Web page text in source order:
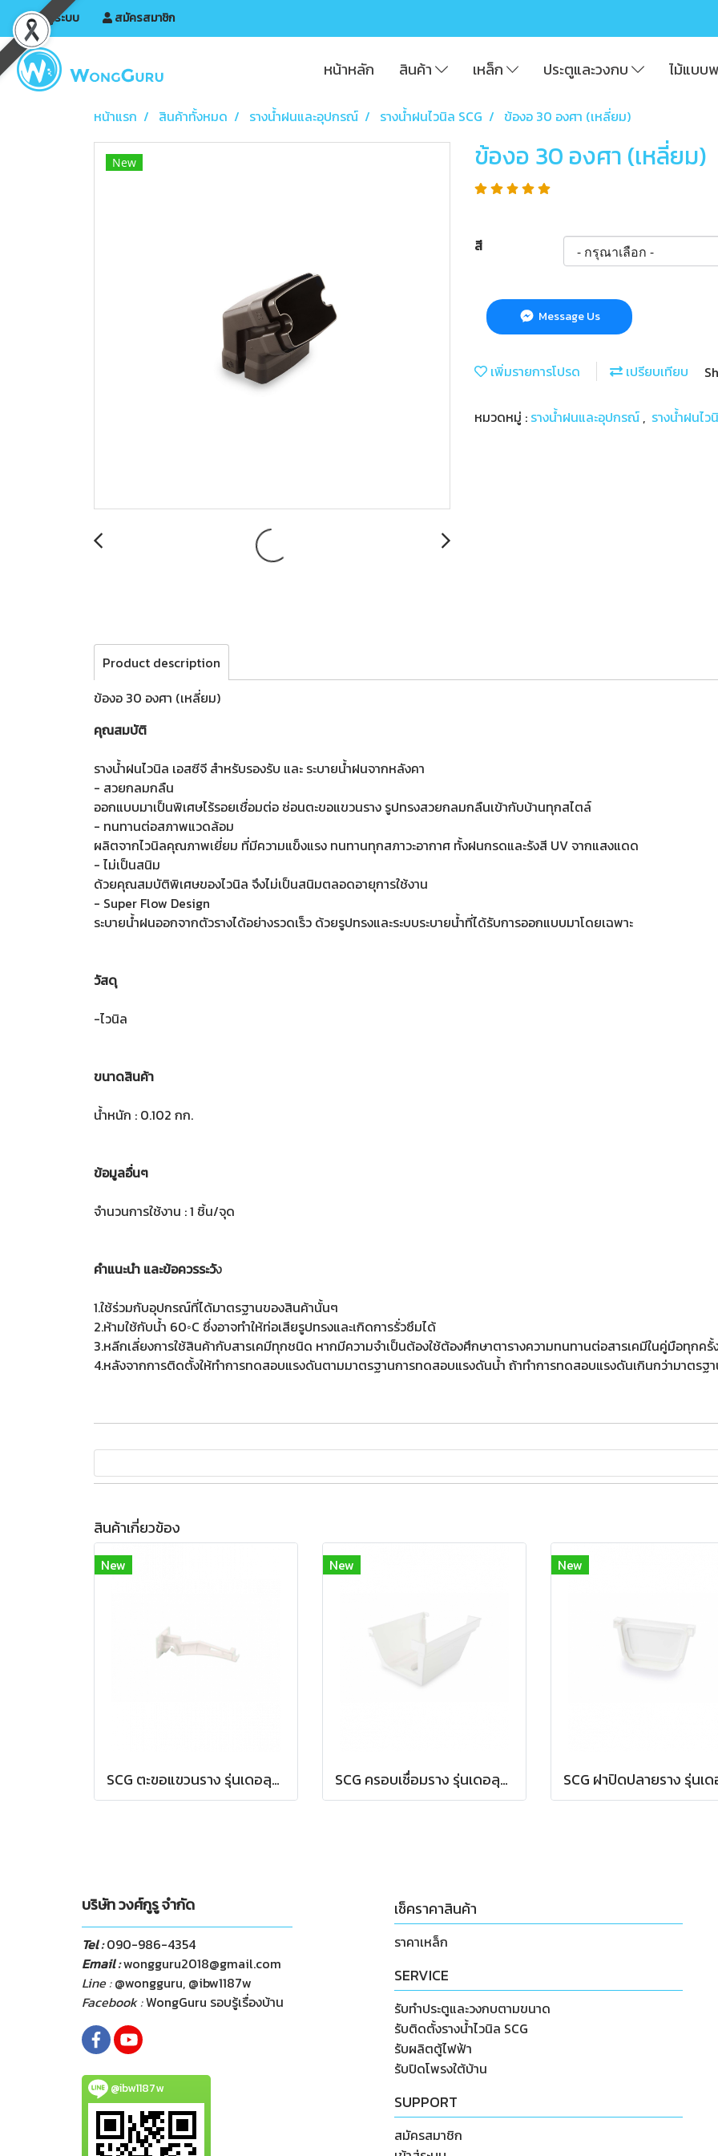
เข้าสู่ระบบ สมัครสมาชิก
หน้าหลัก สินค้า เหล็ก ประตูและวงกบ ไม้แบบ
หน้าแรก สินค้าทั้งหมด รางน้ำฝนและอุปกรณ์ รางน้ำฝนไวนิล SCG ข้องอ 30 องศา (เหลี่ยม)
New ข้องอ 30 องศา (เหลี่ยม)
สี
Message Us
เพิ่มรายการโปรด เปรียบเทียบ
หมวดหมู่ : รางน้ำฝนและอุปกรณ์ , รางน้ำฝนไว
Product description
ข้องอ 30 องศา (เหลี่ยม)
คุณสมบัติ
รางน้ำฝนไวนิล เอสซีจี สำหรับรองรับ และ ระบายน้ำฝนจากหลังคา
- สวยกลมกลืน
ออกแบบมาเป็นพิเศษไร้รอยเชื่อมต่อ ซ่อนตะขอแขวนราง รูปทรงสวยกลมกลืนเข้ากับบ้านทุกสไตล์
- ทนทานต่อสภาพแวดล้อม
ผลิตจากไวนิลคุณภาพเยี่ยม ที่มีความแข็งแรง ทนทานทุกสภาวะอากาศ ทั้งฝนกรดและรังสี UV จากแสงแดด
- ไม่เป็นสนิม
ด้วยคุณสมบัติพิเศษของไวนิล จึงไม่เป็นสนิมตลอดอายุการใช้งาน
- Super Flow Design
ระบายน้ำฝนออกจากตัวรางได้อย่างรวดเร็ว ด้วยรูปทรงและระบบระบายน้ำที่ได้รับการออกแบบมาโดยเฉพาะ
วัสดุ
-ไวนิล
ขนาดสินค้า
น้ำหนัก : 0.102 กก.
ข้อมูลอื่นๆ
จำนวนการใช้งาน : 1 ชิ้น/จุด
คำแนะนำ และข้อควรระวัง
1.ใช้ร่วมกับอุปกรณ์ที่ได้มาตรฐานของสินค้านั้นๆ
2.ห้ามใช้กับน้ำ 60◦C ซึ่งอาจทำให้ท่อเสียรูปทรงและเกิดการรั่วซึมได้
3.หลีกเลี่ยงการใช้สินค้ากับสารเคมีทุกชนิด หากมีความจำเป็นต้องใช้ต้องศึกษาตารางความทนทานต่อสารเคมีในคู่มือทุกครั้
4.หลังจากการติดตั้งให้ทำการทดสอบแรงดันตามมาตรฐานการทดสอบแรงดันน้ำ ถ้าทำการทดสอบแรงดันเกินกว่ามาตรฐ
สินค้าเกี่ยวข้อง
New
SCG ตะขอแขวนราง รุ่นเดอลุกซ์ สีขาว
New
SCG ครอบเชื่อมราง รุ่นเดอลุกซ์ สีขาว
New
บริษัท วงศ์กูรู จำกัด
Tel :090-986-4354
Email :wongguru2018@gmail.com
Line :@wongguru, @ibw1187w
Facebook :WongGuru รอบรู้เรื่องบ้าน
@ibw1187w
เช็คราคาสินค้า
ราคาเหล็ก
SERVICE
รับทำประตูและวงกบตามขนาด
รับติดตั้งรางน้ำไวนิล SCG
รับผลิตตู้ไฟฟ้า
รับปิดโพรงใต้บ้าน
SUPPORT
สมัครสมาชิก